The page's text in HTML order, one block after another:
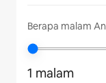
Berapa malam
1 malam